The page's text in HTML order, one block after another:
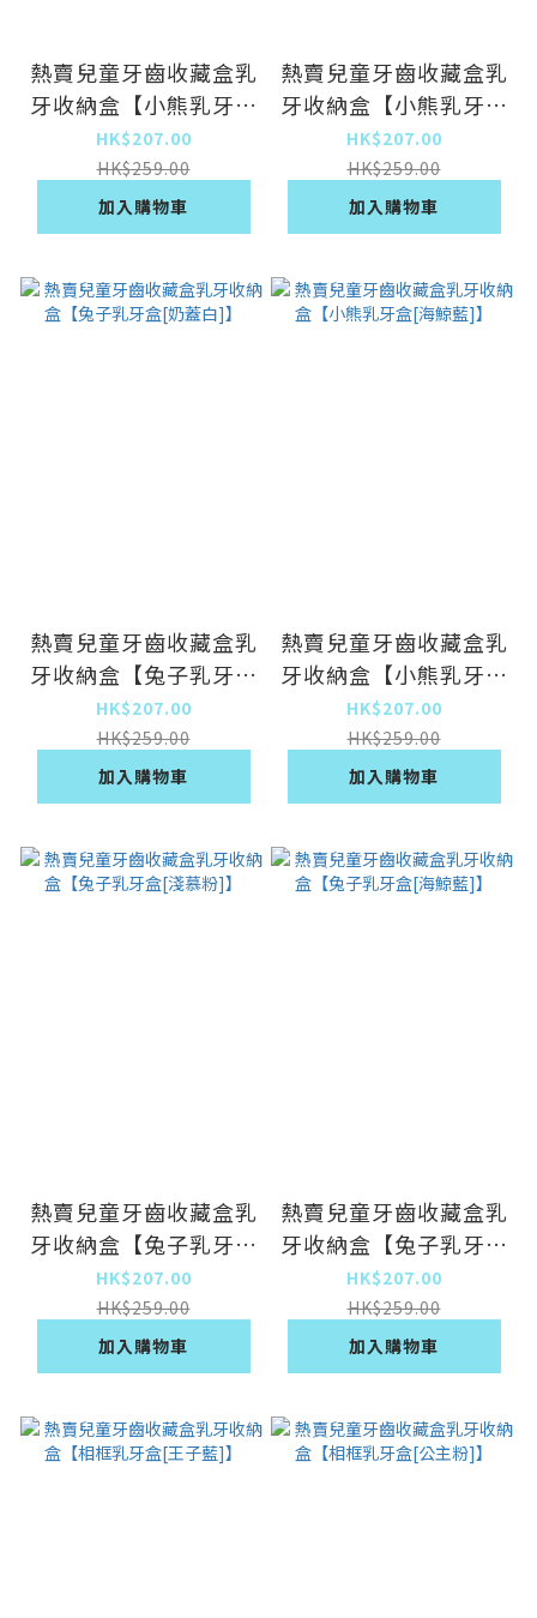
熱賣兒童牙齒收藏盒乳
牙收納盒【小熊乳牙盒
[淺慕粉]】
HK$207.00
HK$259.00
加入購物車
熱賣兒童牙齒收藏盒乳
牙收納盒【小熊乳牙盒
[奶蓋白]】
HK$207.00
HK$259.00
加入購物車
熱賣兒童牙齒收藏盒乳
牙收納盒【兔子乳牙盒
[奶蓋白]】
HK$207.00
HK$259.00
加入購物車
熱賣兒童牙齒收藏盒乳
牙收納盒【小熊乳牙盒
[海鯨藍]】
HK$207.00
HK$259.00
加入購物車
熱賣兒童牙齒收藏盒乳
牙收納盒【兔子乳牙盒
[淺慕粉]】
HK$207.00
HK$259.00
加入購物車
熱賣兒童牙齒收藏盒乳
牙收納盒【兔子乳牙盒
[海鯨藍]】
HK$207.00
HK$259.00
加入購物車